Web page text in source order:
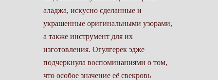
аладжа, искусно сделанные и
украшенные оригинальными узорами,
а также инструмент для их
изготовления. Огулгерек эдже
подчеркнула воспоминаниями о том,
что особое значение её свекровь